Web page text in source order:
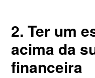
2. Ter um
acima da
financeira